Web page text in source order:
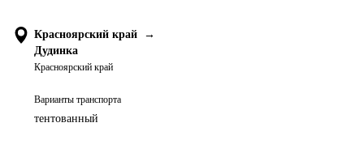
Красноярский край
→
Дудинка
Красноярский край
Варианты транспорта
тентованный